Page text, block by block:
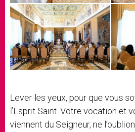
Lever les yeux, pour que vous
l’Esprit Saint. Votre vocation et
viennent du Seigneur, ne